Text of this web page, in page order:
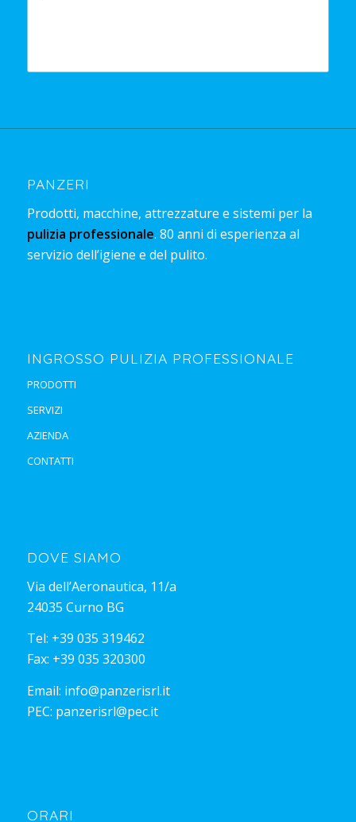
PANZERI
Prodotti, macchine, attrezzature e sistemi per la
pulizia professionale. 80 anni di esperienza al
servizio dell’igiene e del pulito.
INGROSSO PULIZIA PROFESSIONALE
PRODOTTI
SERVIZI
AZIENDA
CONTATTI
DOVE SIAMO
Via dell’Aeronautica, 11/a
24035 Curno BG
Tel: +39 035 319462
Fax: +39 035 320300
Email: info@panzerisrl.it
PEC: panzerisrl@pec.it
ORARI